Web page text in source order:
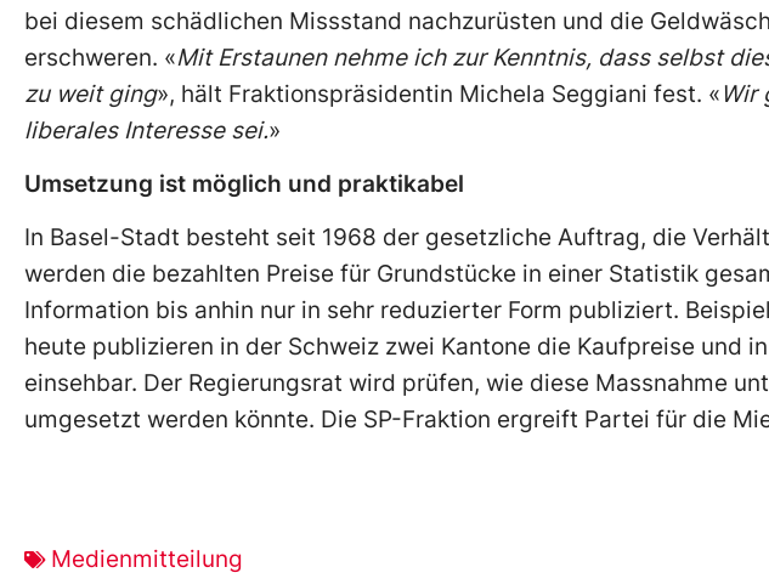
bei diesem schädlichen Missstand nachzurüsten und die
erschweren. «Mit Erstaunen nehme ich zur Kenntnis, dass selbst
zu weit ging», hält Fraktionspräsidentin Michela Seggiani fest. «Wir
liberales Interesse sei.»
Umsetzung ist möglich und praktikabel
In Basel-Stadt besteht seit 1968 der gesetzliche Auftrag, die
werden die bezahlten Preise für Grundstücke in einer Statistik
Information bis anhin nur in sehr reduzierter Form publiziert.
heute publizieren in der Schweiz zwei Kantone die Kaufpreise und
einsehbar. Der Regierungsrat wird prüfen, wie diese Massnahme
umgesetzt werden könnte. Die SP-Fraktion ergreift Partei für die
Medienmitteilung